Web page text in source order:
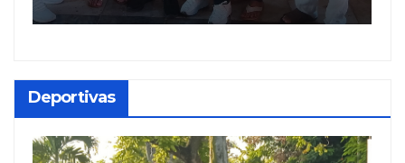
Deportivas